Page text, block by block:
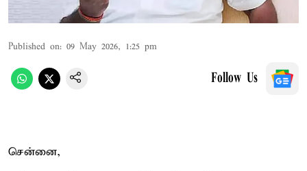
Published on: 09 May 2026, 1:25 pm
Follow Us
சென்னை,